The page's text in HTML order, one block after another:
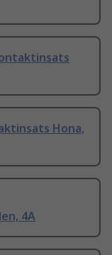
Hona,
4A